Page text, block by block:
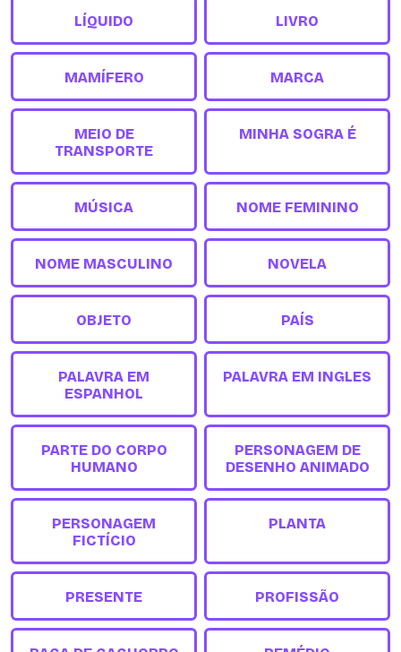
LÍQUIDO LIVRO
MAMÍFERO MARCA
MEIO DE
TRANSPORTE
MINHA SOGRA É
MÚSICA NOME FEMININO
NOME MASCULINO NOVELA
OBJETO PAÍS
PALAVRA EM
ESPANHOL
PALAVRA EM INGLES
PARTE DO CORPO
HUMANO
PERSONAGEM DE
DESENHO ANIMADO
PERSONAGEM
FICTÍCIO
PLANTA
PRESENTE PROFISSÃO